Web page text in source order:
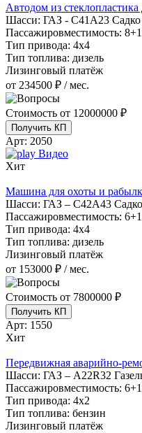
Автодом из
Шасси: ГАЗ - С41А23
Пассажировместимость: 8+1
Тип привода: 4х4
Тип топлива: дизель
Лизинговый платёж
от 234500 ₽ / мес.
Стоимость от 12000000 ₽
Получить КП
Арт: 2050
Видео
Хит
Машина для охоты и
Шасси: ГАЗ – С42А43
Пассажировместимость: 6+1
Тип привода: 4х4
Тип топлива: дизель
Лизинговый платёж
от 153000 ₽ / мес.
Стоимость от 7800000 ₽
Получить КП
Арт: 1550
Хит
Передвижная аварийно-
Шасси: ГАЗ – A22R32
Пассажировместимость: 6+1
Тип привода: 4х2
Тип топлива: бензин
Лизинговый платёж